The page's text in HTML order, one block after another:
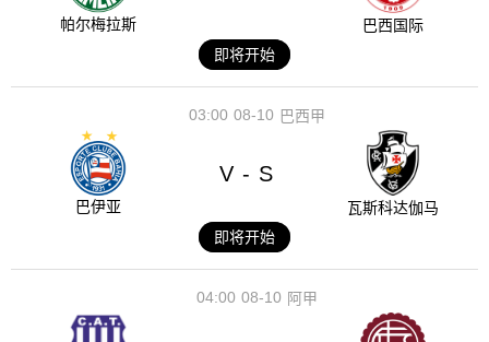
帕尔梅拉斯
巴西国际
即将开始
08-10
03:00 巴西甲
巴伊亚
V - S
瓦斯科达伽马
即将开始
08-10
04:00 阿甲